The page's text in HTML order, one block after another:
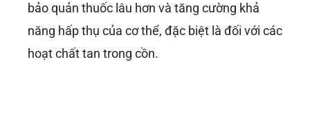
bảo quản thuốc lâu hơn và tăng cường khả
năng hấp thụ của cơ thể, đặc biệt là đối với các
hoạt chất tan trong cồn.